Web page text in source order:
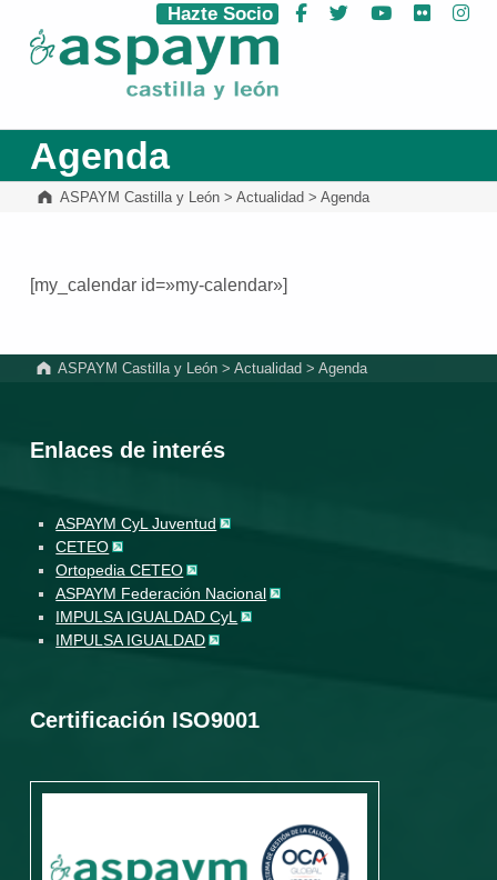
ASPAYM Castilla y León
Hazte Socio Facebook
Twitter YouTube
Flickr
Agenda
ASPAYM Castilla y León> Actualidad > Agenda
[my_calendar id=»my-calendar»]
ASPAYM Castilla y León >Actualidad >Agenda
Enlaces de interés
ASPAYM CyL Juventud
CETEO
Ortopedia CETEO
ASPAYM Federación Nacional
IMPULSA IGUALDAD CyL
IMPULSA IGUALDAD
Certificación ISO9001